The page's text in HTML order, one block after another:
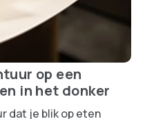
op een
in het donker
dat je blik op eten